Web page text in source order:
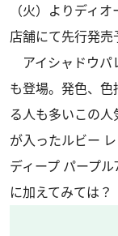
（火）よりディ
店舗にて先行発売
アイシャドウパ
も登場。発色、
る人も多いこの
が入ったルビー
ディープ パープ
に加えてみては？